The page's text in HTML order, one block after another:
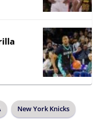
New York Knicks